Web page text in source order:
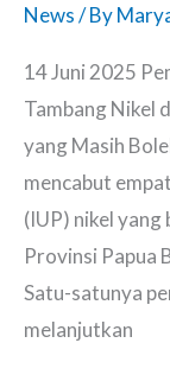
News/ By
14 Juni 2025
Tambang Nikel
yang Masih
mencabut
(IUP) nikel
Provinsi Papua
Satu-satunya
melanjutkan